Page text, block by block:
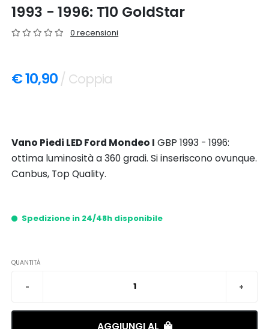
1993 - 1996: T10 GoldStar
0 recensioni
€ 10,90 / Coppia
Vano Piedi LED Ford Mondeo I GBP 1993 - 1996:
ottima luminosità a 360 gradi. Si inseriscono ovunque.
Canbus, Top Quality.
Spedizione in 24/48h disponibile
QUANTITÀ
AGGIUNGI AL